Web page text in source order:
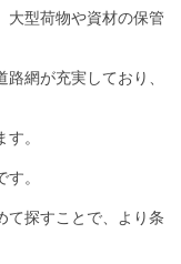
大型荷物や資材の保管
網が充実しており、
。
。
て探すことで、より条